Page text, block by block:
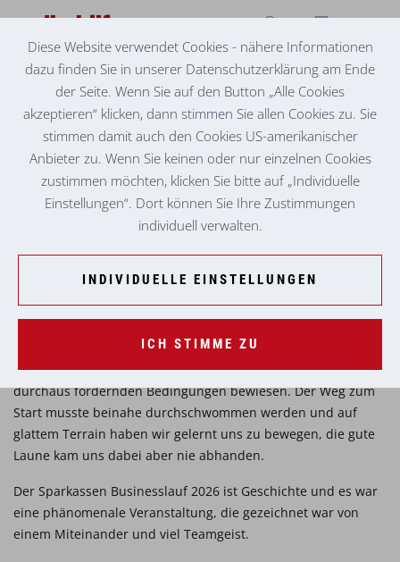
SOZIALZENTRUM MURTAL
VOLKSHELFER:INNEN SIND BEI JEDEM WETTER
STARTKLAR
Obersteiermark waren trotz katastrophalem Wetter beim
Sparkassen Businesslauf 2026 am Red Bull Ring dabei und
ließen sich nicht abhalten.
und -betreuung, Pflege und Betreuung (egal ob mobil oder
stationär oder Betreutes Wohnen), das haben wir gestern bei
durchaus fordernden Bedingungen bewiesen. Der Weg zum
Start musste beinahe durchschwommen werden und auf
glattem Terrain haben wir gelernt uns zu bewegen, die gute
Laune kam uns dabei aber nie abhanden.
Der Sparkassen Businesslauf 2026 ist Geschichte und es war
eine phänomenale Veranstaltung, die gezeichnet war von
einem Miteinander und viel Teamgeist.
Diese Website verwendet Cookies - nähere Informationen
dazu finden Sie in unserer Datenschutzerklärung am Ende
der Seite. Wenn Sie auf den Button „Alle Cookies
akzeptieren“ klicken, dann stimmen Sie allen Cookies zu. Sie
stimmen damit auch den Cookies US-amerikanischer
Anbieter zu. Wenn Sie keinen oder nur einzelnen Cookies
zustimmen möchten, klicken Sie bitte auf „Individuelle
Einstellungen“. Dort können Sie Ihre Zustimmungen
individuell verwalten.
INDIVIDUELLE EINSTELLUNGEN
ICH STIMME ZU